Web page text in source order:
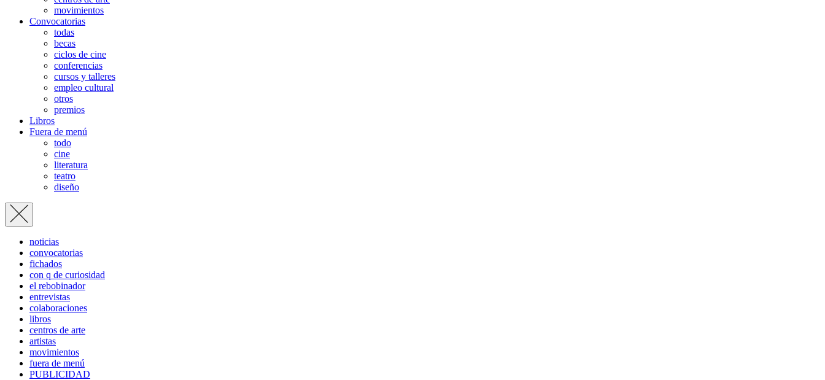
movimientos
Convocatorias
todas
becas
ciclos de cine
conferencias
cursos y talleres
empleo cultural
otros
premios
Libros
Fuera de menú
todo
cine
literatura
teatro
diseño
noticias
convocatorias
fichados
con q de curiosidad
el rebobinador
entrevistas
colaboraciones
libros
centros de arte
artistas
movimientos
fuera de menú
PUBLICIDAD